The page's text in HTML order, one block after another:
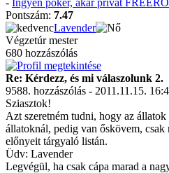
- Ingyen póker, akár privát
Pontszám: 7.47
Lavender
Végzetúr mester
680 hozzászólás
Re: Kérdezz, és mi válaszolunk 2.
9588. hozzászólás - 2011.11.15.
Sziasztok!
Azt szeretném tudni, hogy az
állatoknál, pedig van őskövem,
előnyeit tárgyaló listán.
Üdv: Lavender
Legvégül, ha csak cápa marad a